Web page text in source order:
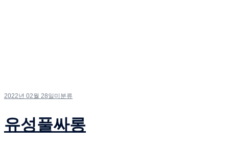
2022년 02월 28일 미분류
유성풀싸롱